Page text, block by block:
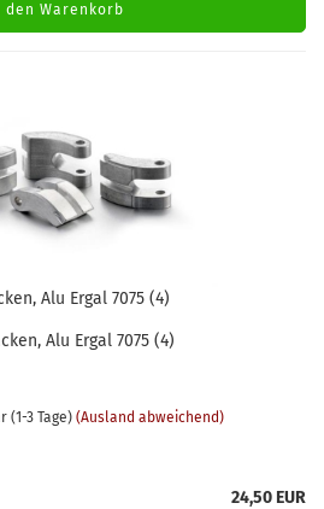
den Warenkorb
Alu Ergal 7075 (4)
Alu Ergal 7075 (4)
3 Tage) (Ausland abweichend)
24,50 EUR